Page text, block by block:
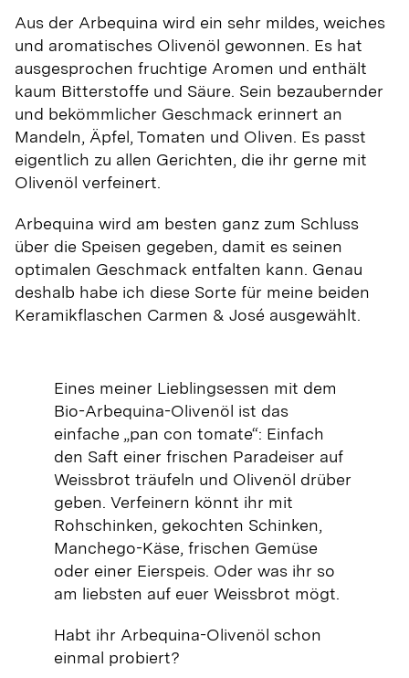
Aus der Arbequina wird ein sehr mildes, weiches
und aromatisches Olivenöl gewonnen. Es hat
ausgesprochen fruchtige Aromen und enthält
kaum Bitterstoffe und Säure. Sein bezaubernder
und bekömmlicher Geschmack erinnert an
Mandeln, Äpfel, Tomaten und Oliven. Es passt
eigentlich zu allen Gerichten, die ihr gerne mit
Olivenöl verfeinert.
Arbequina wird am besten ganz zum Schluss
über die Speisen gegeben, damit es seinen
optimalen Geschmack entfalten kann. Genau
deshalb habe ich diese Sorte für meine beiden
Keramikflaschen Carmen & José ausgewählt.
Eines meiner Lieblingsessen mit dem
Bio-Arbequina-Olivenöl ist das
einfache „pan con tomate“: Einfach
den Saft einer frischen Paradeiser auf
Weissbrot träufeln und Olivenöl drüber
geben. Verfeinern könnt ihr mit
Rohschinken, gekochten Schinken,
Manchego-Käse, frischen Gemüse
oder einer Eierspeis. Oder was ihr so
am liebsten auf euer Weissbrot mögt.
Habt ihr Arbequina-Olivenöl schon
einmal probiert?